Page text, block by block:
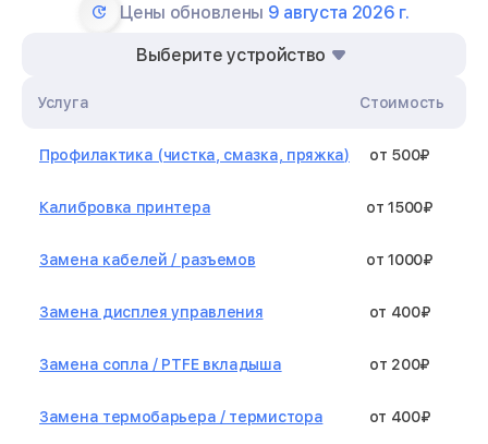
Цены обновлены 9 августа 2026 г.
Выберите устройство
Услуга Стоимость
Профилактика (чистка, смазка, пряжка) от 500₽
Калибровка принтера от 1500₽
Замена кабелей / разъемов от 1000₽
Замена дисплея управления от 400₽
Замена сопла / PTFE вкладыша от 200₽
Замена термобарьера / термистора от 400₽